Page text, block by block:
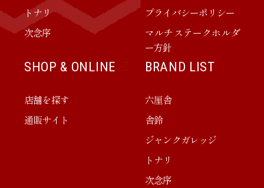
トナリ
次念序
プライバシーポリシー
マルチステークホルダ
ー方針
SHOP & ONLINE
店舗を探す
通販サイト
BRAND LIST
六厘舎
舎鈴
ジャンクガレッジ
トナリ
次念序